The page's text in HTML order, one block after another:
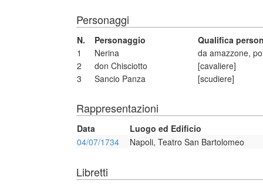
Personaggi
N. Personaggio
Qualifica
1
Nerina
da amazzone,
2
don Chisciotto
[cavaliere]
3
Sancio Panza [scudiere]
Rappresentazioni
Data
Luogo ed Edificio
04/07/1734
Napoli, Teatro San Bartolomeo
Libretti